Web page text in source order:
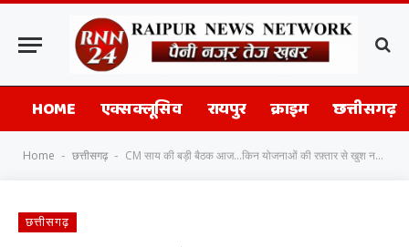
HOME एक्सक्लूसिव रायपुर क्राइम छत्तीसगढ़
Home - छत्तीसगढ़ - CM साय की बड़ी बैठक आज…किन योजनाओं की रफ़्तार से खुश नहीं हैं मुख्यमंत्री? शाम तक आ सकता है बड़ा अपडेट
छत्तीसगढ़